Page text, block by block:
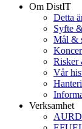
Om DistIT
Detta
Syfte
Mål &
Risker
Vår
Verksamhet